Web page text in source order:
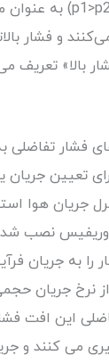
می‌کنند و فشار
بالا» تعریف
فشار تفاضلی
جریان هوا
نصب
را به جریان
از نرخ جریان
این افت
می کنند و